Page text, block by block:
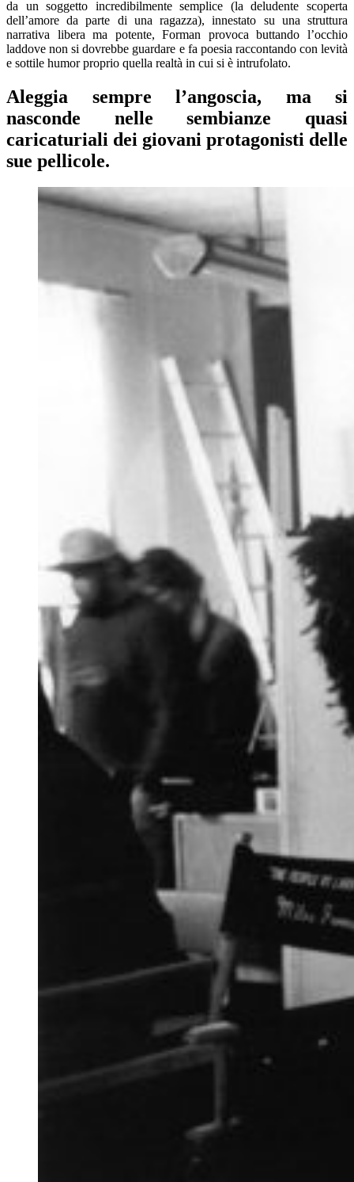
da un soggetto incredibilmente semplice (la deludente scoperta
dell’amore da parte di una ragazza), innestato su una struttura
narrativa libera ma potente, Forman provoca buttando l’occhio
laddove non si dovrebbe guardare e fa poesia raccontando con levità
e sottile humor proprio quella realtà in cui si è intrufolato.
Aleggia sempre l’angoscia, ma si
nasconde nelle sembianze quasi
caricaturiali dei giovani protagonisti delle
sue pellicole.